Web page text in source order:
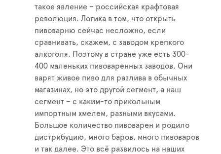
такое явление – российская крафтовая
революция. Логика в том, что открыть
пивоварню сейчас несложно, если
сравнивать, скажем, с заводом крепкого
алкоголя. Поэтому в стране уже есть 300-
400 маленьких пивоваренных заводов. Они
варят живое пиво для разлива в обычных
магазинах, но это другой сегмент, а наш
сегмент – с каким-то прикольным
импортным хмелем, разными вкусами.
Большое количество пивоварен и родило
дистрибуцию, много баров, много пивоваров
и так далее. Это всё развилось на наших